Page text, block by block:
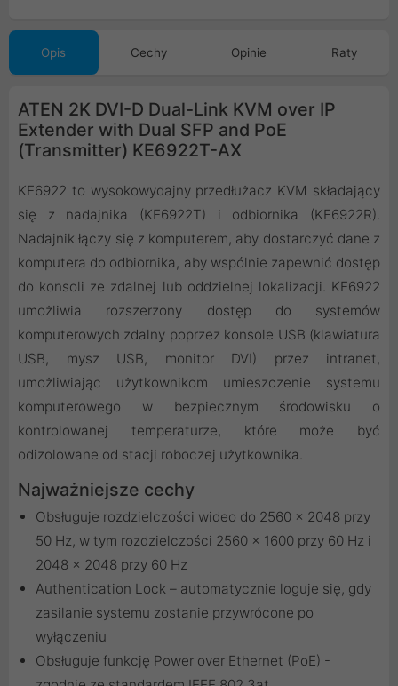
Opis Cechy Opinie Raty
ATEN 2K DVI-D Dual-Link KVM over IP
Extender with Dual SFP and PoE
(Transmitter) KE6922T-AX
KE6922 to wysokowydajny przedłużacz KVM składający
się z nadajnika (KE6922T) i odbiornika (KE6922R).
Nadajnik łączy się z komputerem, aby dostarczyć dane z
komputera do odbiornika, aby wspólnie zapewnić dostęp
do konsoli ze zdalnej lub oddzielnej lokalizacji. KE6922
umożliwia rozszerzony dostęp do systemów
komputerowych zdalny poprzez konsole USB (klawiatura
USB, mysz USB, monitor DVI) przez intranet,
umożliwiając użytkownikom umieszczenie systemu
komputerowego w bezpiecznym środowisku o
kontrolowanej temperaturze, które może być
odizolowane od stacji roboczej użytkownika.
Najważniejsze cechy
Obsługuje rozdzielczości wideo do 2560 x 2048 przy
50 Hz, w tym rozdzielczości 2560 x 1600 przy 60 Hz i
2048 x 2048 przy 60 Hz
Authentication Lock – automatycznie loguje się, gdy
zasilanie systemu zostanie przywrócone po
wyłączeniu
Obsługuje funkcję Power over Ethernet (PoE) -